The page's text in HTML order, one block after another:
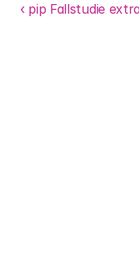
‹ pip Fallstudie